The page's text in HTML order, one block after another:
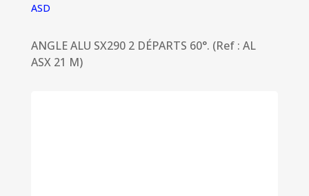
ASD
ANGLE ALU SX290 2 DÉPARTS 60°. (Ref : AL
ASX 21 M)